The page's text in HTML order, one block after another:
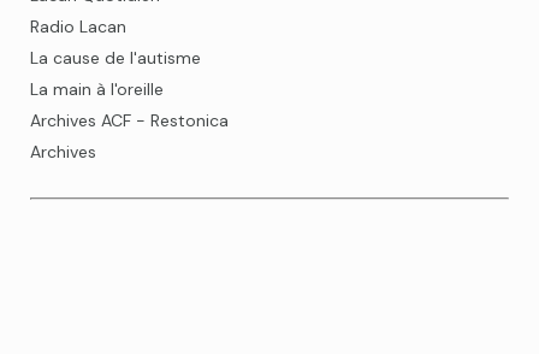
Radio Lacan
La cause de l'autisme
La main à l'oreille
Archives ACF - Restonica
Archives